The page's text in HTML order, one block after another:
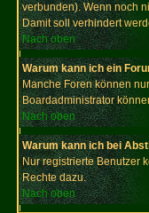
verbunden). Wenn noch
Damit soll verhindert
Nach oben
Warum kann ich ein
Manche Foren können
Boardadministrator
Nach oben
Warum kann ich bei
Nur registrierte Benutzer
Rechte dazu.
Nach oben